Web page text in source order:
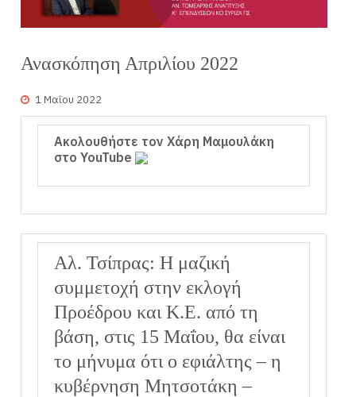
Ανασκόπηση Απριλίου 2022
1 Μαΐου 2022
Ακολουθήστε τον Χάρη Μαμουλάκη
στο YouTube
Αλ. Τσίπρας: Η μαζική
συμμετοχή στην εκλογή
Προέδρου και Κ.Ε. από τη
βάση, στις 15 Μαΐου, θα είναι
το μήνυμα ότι ο εφιάλτης – η
κυβέρνηση Μητσοτάκη –